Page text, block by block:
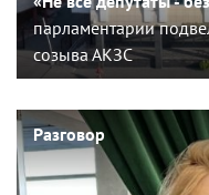
парламентарии
созыва АКЗС
Разговор